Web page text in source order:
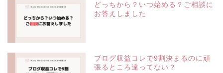
どっちから？いつ始める？ご相談に
お答えしました
ブログ収益コレで9割決まるのに頑
張るところ違ってない？